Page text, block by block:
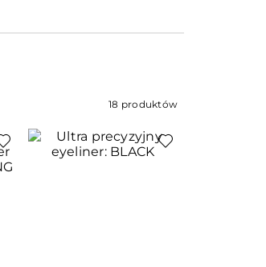
18 produktów